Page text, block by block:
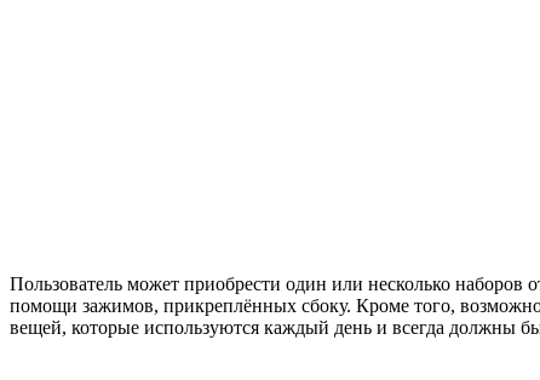
Пользователь может приобрести один или несколько наборов
помощи зажимов, прикреплённых сбоку. Кроме того, возможно
вещей, которые используются каждый день и всегда должны